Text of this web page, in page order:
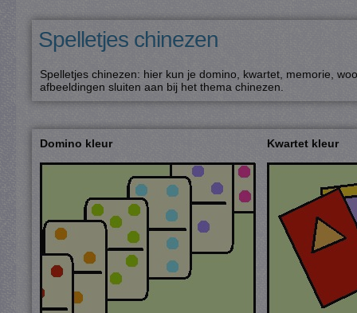
Spelletjes chinezen
Spelletjes chinezen: hier kun je domino, kwartet, memorie,
afbeeldingen sluiten aan bij het thema chinezen.
Domino kleur Kwartet kleur